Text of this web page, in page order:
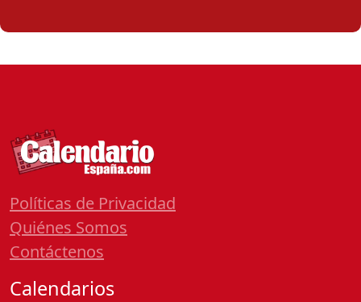
Políticas de Privacidad
Quiénes Somos
Contáctenos
Calendarios